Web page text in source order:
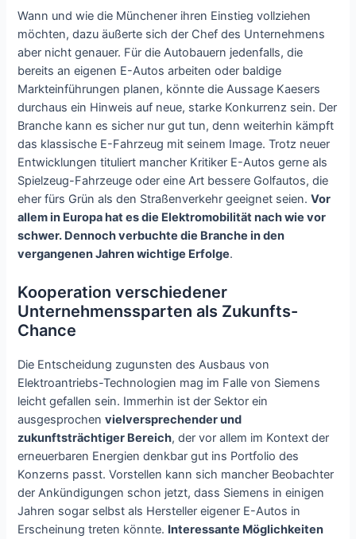
Wann und wie die Münchener ihren Einstieg vollziehen
möchten, dazu äußerte sich der Chef des Unternehmens
aber nicht genauer. Für die Autobauern jedenfalls, die
bereits an eigenen E-Autos arbeiten oder baldige
Markteinführungen planen, könnte die Aussage Kaesers
durchaus ein Hinweis auf neue, starke Konkurrenz sein. Der
Branche kann es sicher nur gut tun, denn weiterhin kämpft
das klassische E-Fahrzeug mit seinem Image. Trotz neuer
Entwicklungen tituliert mancher Kritiker E-Autos gerne als
Spielzeug-Fahrzeuge oder eine Art bessere Golfautos, die
eher fürs Grün als den Straßenverkehr geeignet seien.Vor
allem in Europa hat es die Elektromobilität nach wie vor
schwer. Dennoch verbuchte die Branche in den
vergangenen Jahren wichtige Erfolge.
Kooperation verschiedener
Unternehmenssparten als Zukunfts-
Chance
Die Entscheidung zugunsten des Ausbaus von
Elektroantriebs-Technologien mag im Falle von Siemens
leicht gefallen sein. Immerhin ist der Sektor ein
ausgesprochenvielversprechender und
zukunftsträchtiger Bereich, der vor allem im Kontext der
erneuerbaren Energien denkbar gut ins Portfolio des
Konzerns passt. Vorstellen kann sich mancher Beobachter
der Ankündigungen schon jetzt, dass Siemens in einigen
Jahren sogar selbst als Hersteller eigener E-Autos in
Erscheinung treten könnte. Interessante Möglichkeiten